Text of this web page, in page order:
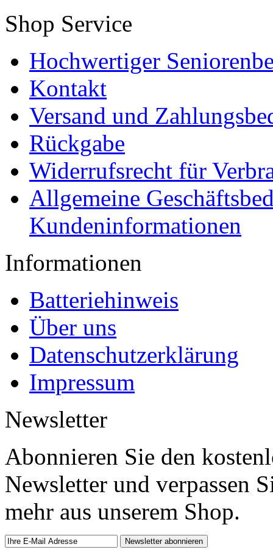
Shop Service
Hochwertiger
Kontakt
Versand und
Rückgabe
Widerrufsrecht für
Allgemeine
Kundeninformationen
Informationen
Batteriehinweis
Über uns
Datenschutzerklärung
Impressum
Newsletter
Abonnieren Sie den
Newsletter und verpassen
mehr aus unserem Shop.